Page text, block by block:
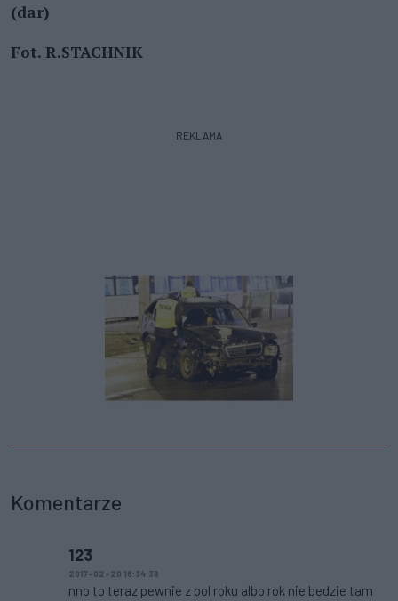
(dar)
Fot. R.STACHNIK
REKLAMA
Komentarze
123
2017-02-20 16:34:38
nno to teraz pewnie z pol roku albo rok nie bedzie tam